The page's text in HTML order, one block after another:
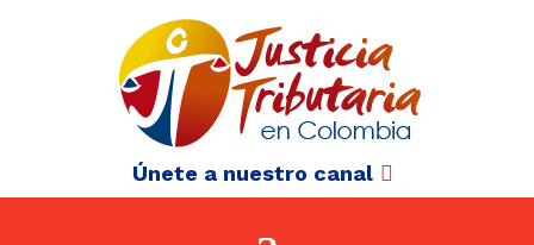
Únete a nuestro canal